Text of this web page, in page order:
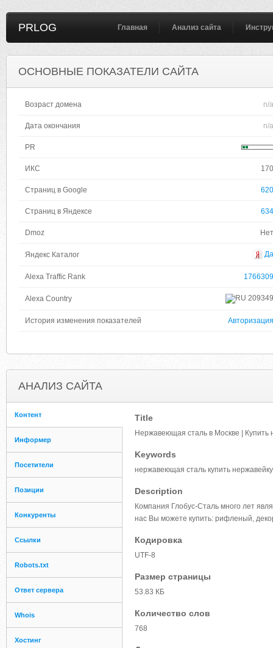
PRLOG Главная Анализ сайта
ОСНОВНЫЕ ПОКАЗАТЕЛИ САЙТА
Возраст домена n/a
Дата окончания n/a
PR
ИКС 170
Страниц в Google 620
Страниц в Яндексе 634
Dmoz Нет
Яндекс Каталог Да
Alexa Traffic Rank 1766309
Alexa Country 209349
История изменения показателей Авторизация
АНАЛИЗ САЙТА
Контент
Информер
Посетители
Позиции
Конкуренты
Ссылки
Robots.txt
Ответ сервера
Whois
Хостинг
Title
Нержавеющая сталь в Москве | Купить
Keywords
нержавеющая сталь купить
Description
Компания Глобус-Сталь много лет
нас Вы можете купить: рифленый,
Кодировка
UTF-8
Размер страницы
53.83 КБ
Количество слов
768